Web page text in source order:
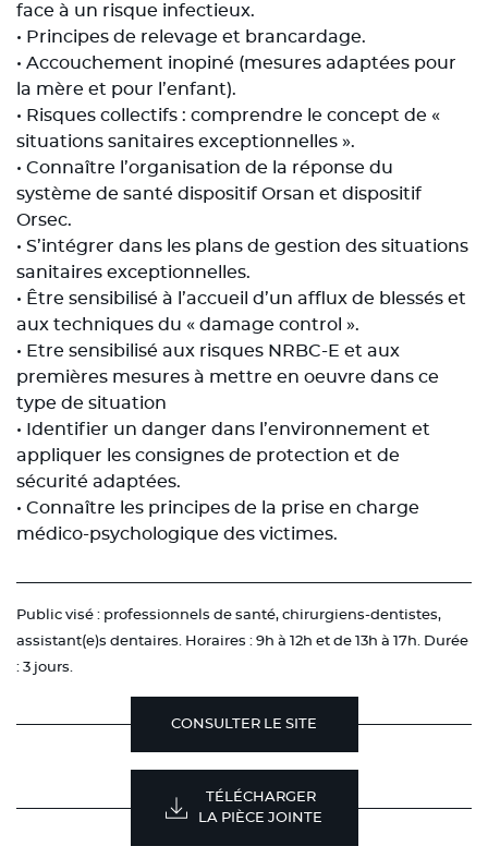
face à un risque infectieux.
• Principes de relevage et brancardage.
• Accouchement inopiné (mesures adaptées pour
la mère et pour l’enfant).
• Risques collectifs : comprendre le concept de «
situations sanitaires exceptionnelles ».
• Connaître l’organisation de la réponse du
système de santé dispositif Orsan et dispositif
Orsec.
• S’intégrer dans les plans de gestion des situations
sanitaires exceptionnelles.
• Être sensibilisé à l’accueil d’un afflux de blessés et
aux techniques du « damage control ».
• Etre sensibilisé aux risques NRBC-E et aux
premières mesures à mettre en oeuvre dans ce
type de situation
• Identifier un danger dans l’environnement et
appliquer les consignes de protection et de
sécurité adaptées.
• Connaître les principes de la prise en charge
médico-psychologique des victimes.
Public visé : professionnels de santé, chirurgiens-dentistes,
assistant(e)s dentaires. Horaires : 9h à 12h et de 13h à 17h. Durée
: 3 jours.
CONSULTER LE SITE
TÉLÉCHARGER
LA PIÈCE JOINTE